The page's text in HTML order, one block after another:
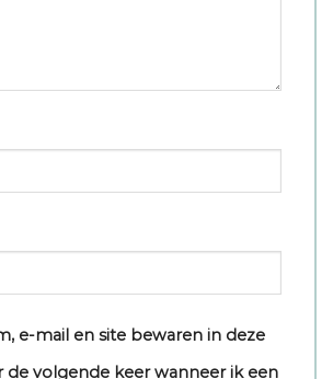
e-mail en site bewaren in deze
de volgende keer wanneer ik een